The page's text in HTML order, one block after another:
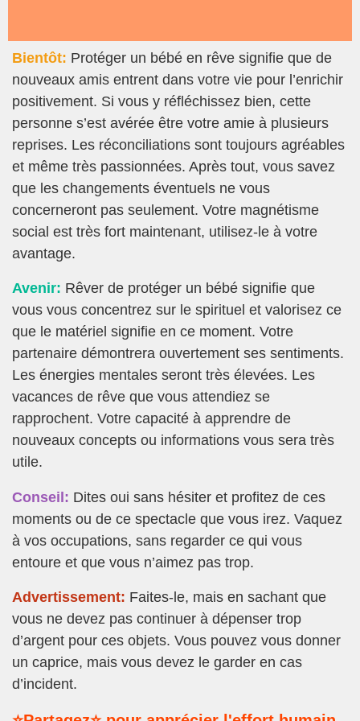
Bientôt: Protéger un bébé en rêve signifie que de
nouveaux amis entrent dans votre vie pour l’enrichir
positivement. Si vous y réfléchissez bien, cette
personne s’est avérée être votre amie à plusieurs
reprises. Les réconciliations sont toujours agréables
et même très passionnées. Après tout, vous savez
que les changements éventuels ne vous
concerneront pas seulement. Votre magnétisme
social est très fort maintenant, utilisez-le à votre
avantage.
Avenir: Rêver de protéger un bébé signifie que
vous vous concentrez sur le spirituel et valorisez ce
que le matériel signifie en ce moment. Votre
partenaire démontrera ouvertement ses sentiments.
Les énergies mentales seront très élevées. Les
vacances de rêve que vous attendiez se
rapprochent. Votre capacité à apprendre de
nouveaux concepts ou informations vous sera très
utile.
Conseil: Dites oui sans hésiter et profitez de ces
moments ou de ce spectacle que vous irez. Vaquez
à vos occupations, sans regarder ce qui vous
entoure et que vous n’aimez pas trop.
Advertissement: Faites-le, mais en sachant que
vous ne devez pas continuer à dépenser trop
d’argent pour ces objets. Vous pouvez vous donner
un caprice, mais vous devez le garder en cas
d’incident.